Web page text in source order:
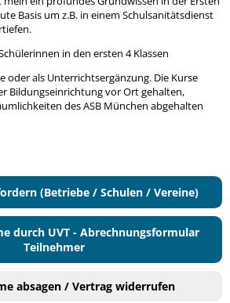
Basis um z.B. in einem Schulsanitätsdienst
in den ersten 4 Klassen
oder als Unterrichtsergänzung. Die Kurse
Bildungseinrichtung vor Ort gehalten,
des ASB München abgehalten
(Betriebe / Schulen / Vereine)
durch UVT - Abrechnungsformular
Teilnehmer
absagen / Vertrag widerrufen